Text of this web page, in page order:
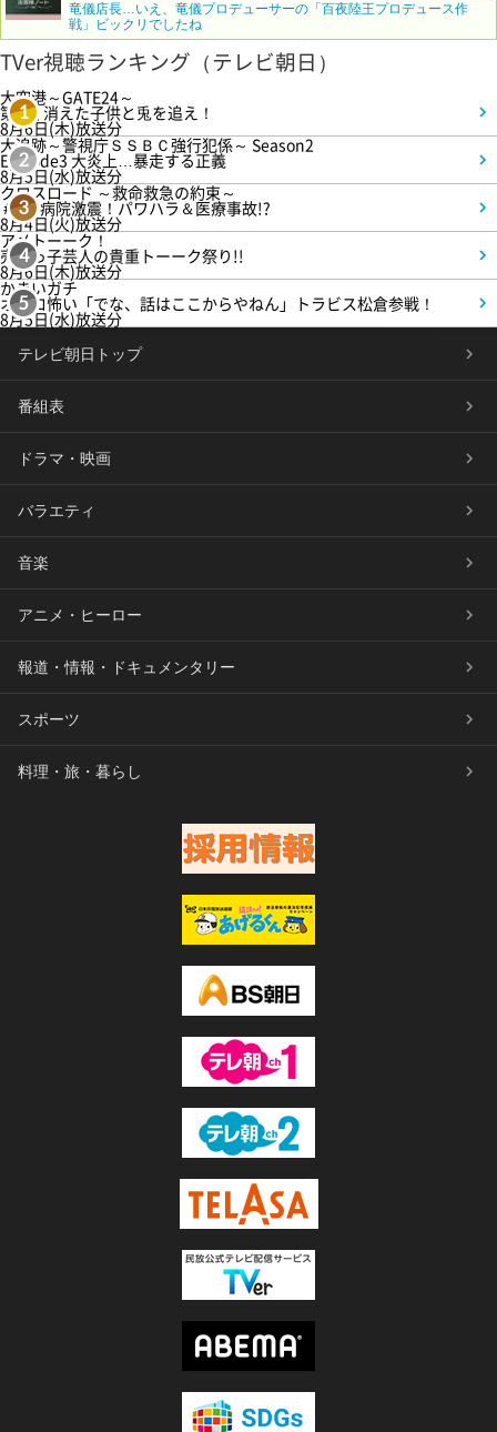
竜儀店長…いえ、竜儀プロデューサーの「百夜陸王プロデュース作
戦」ビックリでしたね
TVer視聴ランキング（テレビ朝日）
1
大空港～GATE24～
第3話 消えた子供と兎を追え！
8月6日(木)放送分
2
大追跡～警視庁ＳＳＢＣ強行犯係～ Season2
Episode3 大炎上…暴走する正義
8月5日(水)放送分
3
クロスロード ～救命救急の約束～
＃5 病院激震！パワハラ＆医療事故!?
8月4日(火)放送分
4
アメトーーク！
売れっ子芸人の貴重トーーク祭り!!
8月6日(木)放送分
5
かまいガチ
オモロ怖い「でな、話はここからやねん」トラビス松倉参戦！
8月5日(水)放送分
テレビ朝日トップ
番組表
ドラマ・映画
バラエティ
音楽
アニメ・ヒーロー
報道・情報・ドキュメンタリー
スポーツ
料理・旅・暮らし